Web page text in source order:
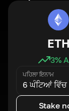
ETH
3%
ਪਹਿਲਾ ਇਨਾਮ
6 ਘੰਟਿਆਂ ਵਿੱਚ
Stake